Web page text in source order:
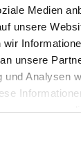
Medien
unsere
wir
unsere
und Analysen
gesammelt
Viskositäten und
Schrumpf für